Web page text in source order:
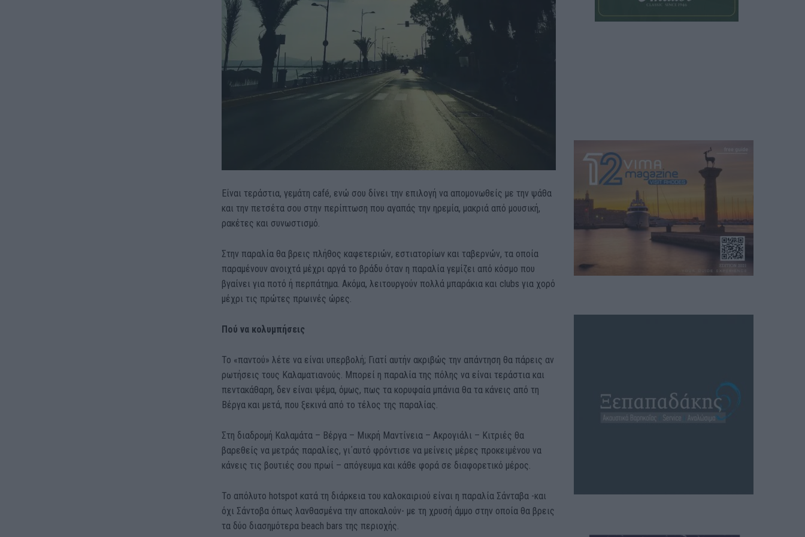
Είναι τεράστια, γεμάτη café, ενώ σου δίνει την επιλογή να απομονωθείς με την ψάθα
και την πετσέτα σου στην περίπτωση που αγαπάς την ηρεμία, μακριά από μουσική,
ρακέτες και συνωστισμό.
Στην παραλία θα βρεις πλήθος καφετεριών, εστιατορίων και ταβερνών, τα οποία
παραμένουν ανοιχτά μέχρι αργά το βράδυ όταν η παραλία γεμίζει από κόσμο που
βγαίνει για ποτό ή περπάτημα. Ακόμα, λειτουργούν πολλά μπαράκια και clubs για χορό
μέχρι τις πρώτες πρωινές ώρες.
Πού να κολυμπήσεις
Το «παντού» λέτε να είναι υπερβολή; Γιατί αυτήν ακριβώς την απάντηση θα πάρεις αν
ρωτήσεις τους Καλαματιανούς. Μπορεί η παραλία της πόλης να είναι τεράστια και
πεντακάθαρη, δεν είναι ψέμα, όμως, πως τα κορυφαία μπάνια θα τα κάνεις από τη
Βέργα και μετά, που ξεκινά από το τέλος της παραλίας.
Στη διαδρομή Καλαμάτα – Βέργα – Μικρή Μαντίνεια – Ακρογιάλι – Κιτριές θα
βαρεθείς να μετράς παραλίες, γι΄αυτό φρόντισε να μείνεις μέρες προκειμένου να
κάνεις τις βουτιές σου πρωί – απόγευμα και κάθε φορά σε διαφορετικό μέρος.
Το απόλυτο hotspot κατά τη διάρκεια του καλοκαιριού είναι η παραλία Σάνταβα -και
όχι Σάντοβα όπως λανθασμένα την αποκαλούν- με τη χρυσή άμμο στην οποία θα βρεις
τα δύο διασημότερα beach bars της περιοχής.